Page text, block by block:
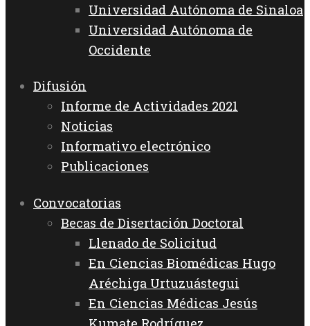
Universidad Autónoma de Sinaloa
Universidad Autónoma de
Occidente
Difusión
Informe de Actividades 2021
Noticias
Informativo electrónico
Publicaciones
Convocatorias
Becas de Disertación Doctoral
Llenado de Solicitud
En Ciencias Biomédicas Hugo
Aréchiga Urtuzuástegui
En Ciencias Médicas Jesús